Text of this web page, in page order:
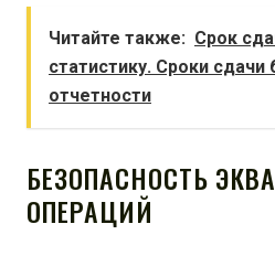
Читайте также: Срок
статистику. Сроки сдачи
отчетности
БЕЗОПАСНОСТЬ
ОПЕРАЦИЙ